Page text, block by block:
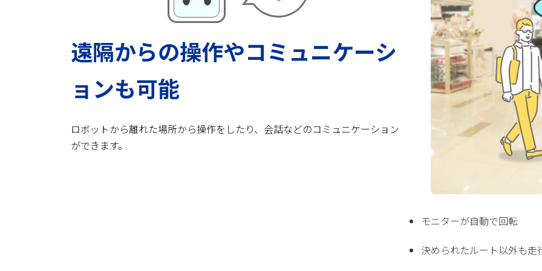
遠隔からの操作やコミュニケーシ
ョンも可能
ロボットから離れた場所から操作をしたり、会話などのコミュニケーション
ができます。
モニターが自動で回転
決められたルート以外も走